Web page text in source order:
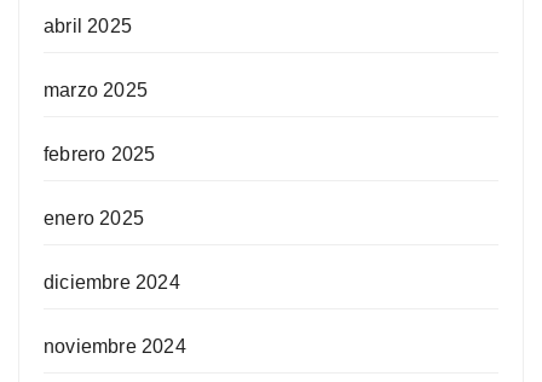
abril 2025
marzo 2025
febrero 2025
enero 2025
diciembre 2024
noviembre 2024